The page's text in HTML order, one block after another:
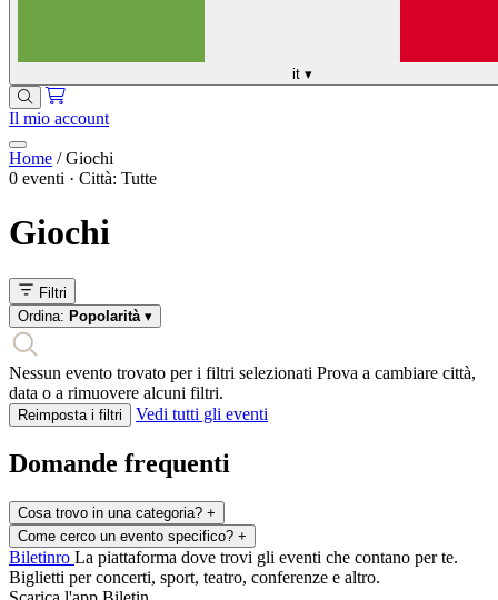
it ▾
Il mio account
Home / Giochi
0 eventi · Città: Tutte
Giochi
Filtri
Ordina: Popolarità ▾
Nessun evento trovato per i filtri selezionati Prova a cambiare città,
data o a rimuovere alcuni filtri.
Reimposta i filtri Vedi tutti gli eventi
Domande frequenti
Cosa trovo in una categoria? +
Come cerco un evento specifico? +
Biletinro La piattaforma dove trovi gli eventi che contano per te.
Biglietti per concerti, sport, teatro, conferenze e altro.